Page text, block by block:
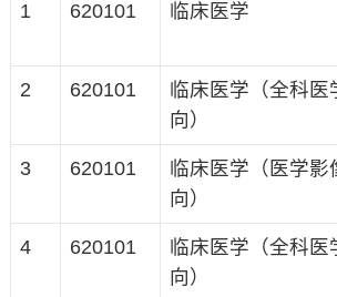
1 620101 临床医学
2 620101
临床医学（全科医
向）
3 620101
临床医学（医学影
向）
4 620101
临床医学（全科医
向）